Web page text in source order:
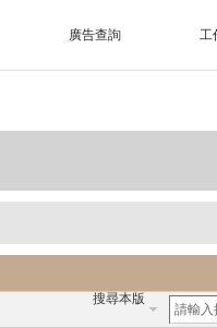
廣告查詢 工
搜尋本版